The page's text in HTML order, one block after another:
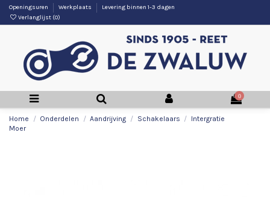
Openingsuren Werkplaats
Levering binnen 1-3 dagen
Verlanglijst (0)
0
Home Onderdelen Aandrijving Schakelaars
Intergratie
Moer